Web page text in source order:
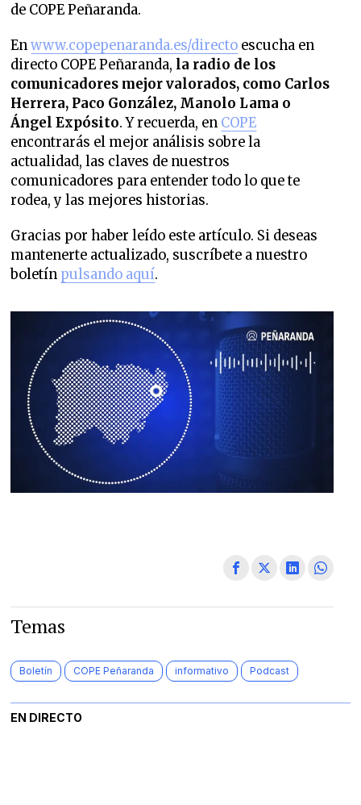
de COPE Peñaranda.
Enwww.copepenaranda.es/directo escucha en
directo COPE Peñaranda, la radio de los
comunicadores mejor valorados, como Carlos
Herrera, Paco González, Manolo Lama o
Ángel Expósito. Y recuerda, en COPE
encontrarás el mejor análisis sobre la
actualidad, las claves de nuestros
comunicadores para entender todo lo que te
rodea, y las mejores historias.
Gracias por haber leído este artículo. Si deseas
mantenerte actualizado, suscríbete a nuestro
boletín pulsando aquí.
Temas
Boletín COPE Peñaranda informativo Podcast
EN DIRECTO